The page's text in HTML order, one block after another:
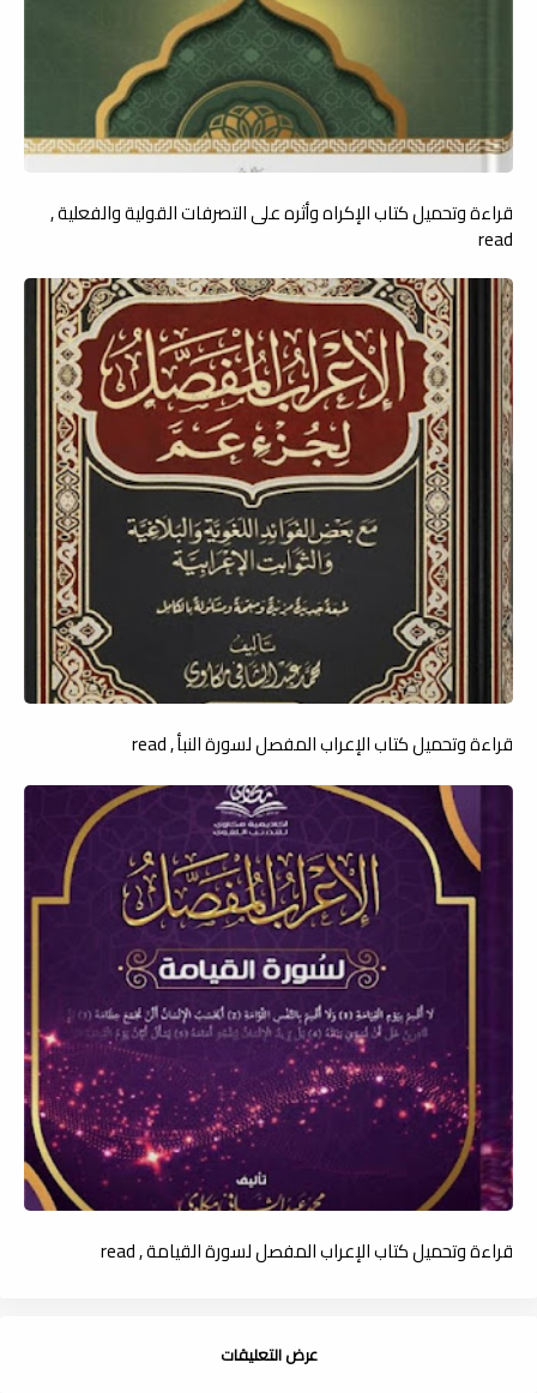
قراءة وتحميل كتاب الإكراه وأثره على التصرفات القولية والفعلية ,
read
قراءة وتحميل كتاب الإعراب المفصل لسورة النبأ , read
قراءة وتحميل كتاب الإعراب المفصل لسورة القيامة , read
عرض التعليقات